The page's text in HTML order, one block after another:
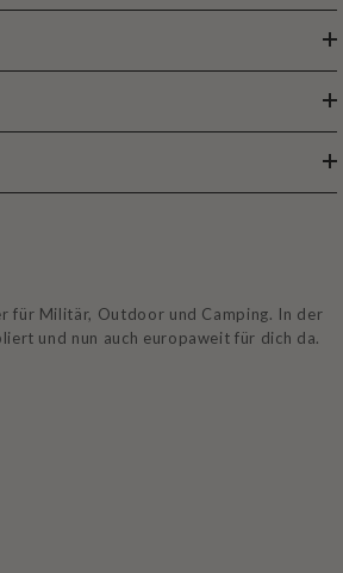
für Militär, Outdoor und Camping. In der
und nun auch europaweit für dich da.